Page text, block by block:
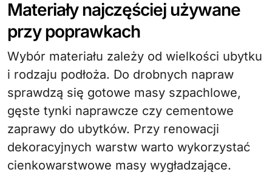
Materiały najczęściej używane
przy poprawkach
Wybór materiału zależy od wielkości ubytku
i rodzaju podłoża. Do drobnych napraw
sprawdzą się gotowe masy szpachlowe,
gęste tynki naprawcze czy cementowe
zaprawy do ubytków. Przy renowacji
dekoracyjnych warstw warto wykorzystać
cienkowarstwowe masy wygładzające.